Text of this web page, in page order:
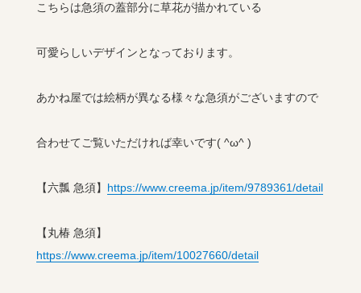
こちらは急須の蓋部分に草花が描かれている
可愛らしいデザインとなっております。
あかね屋では絵柄が異なる様々な急須がございますので
合わせてご覧いただければ幸いです( ^ω^ )
【六瓢 急須】 https://www.creema.jp/item/9789361/detail
【丸椿 急須】
https://www.creema.jp/item/10027660/detail